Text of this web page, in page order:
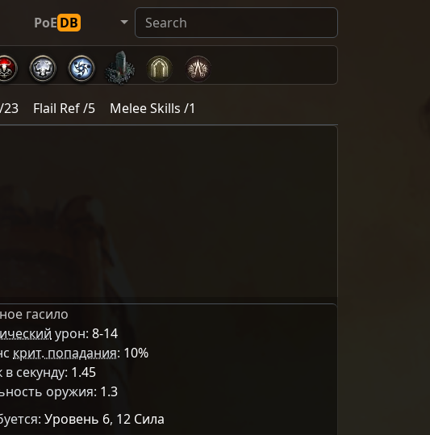
PoEDB
23 Flail Ref /5 Melee Skills /1
гасило
урон: 8-14
крит. попадания: 10%
в секунду: 1.45
оружия: 1.3
Уровень 6, 12 Сила